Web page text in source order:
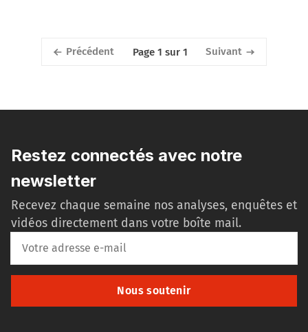
Précédent Page 1 sur 1 Suivant
Restez connectés avec notre
newsletter
Recevez chaque semaine nos analyses, enquêtes et
vidéos directement dans votre boîte mail.
Nous soutenir